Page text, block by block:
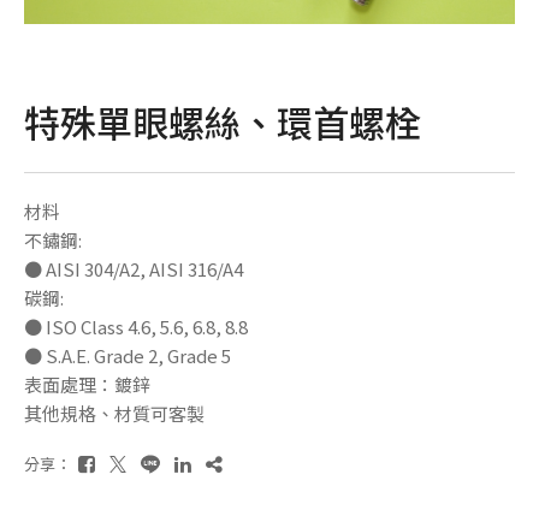
特殊單眼螺絲、環首螺栓
材料
不鏽鋼:
● AISI 304/A2, AISI 316/A4
碳鋼:
● ISO Class 4.6, 5.6, 6.8, 8.8
● S.A.E. Grade 2, Grade 5
表面處理：鍍鋅
其他規格、材質可客製
分享：